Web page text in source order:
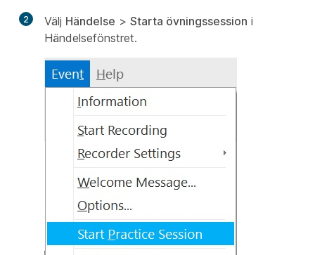
2 Välj Händelse > Starta övningssession i
Händelsefönstret.